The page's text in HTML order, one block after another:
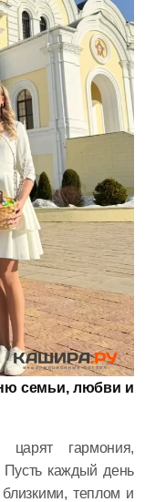
семьи, любви и
гармония,
Пусть каждый день
теплом и